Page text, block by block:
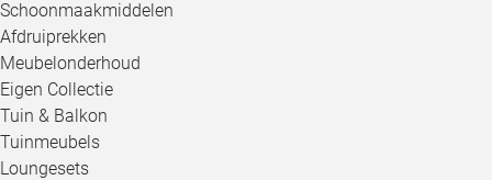
Schoonmaakmiddelen
Afdruiprekken
Meubelonderhoud
Eigen Collectie
Tuin & Balkon
Tuinmeubels
Loungesets